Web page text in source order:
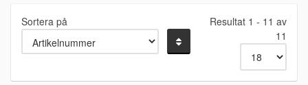
Sortera på
Resultat 1 - 11 av
11